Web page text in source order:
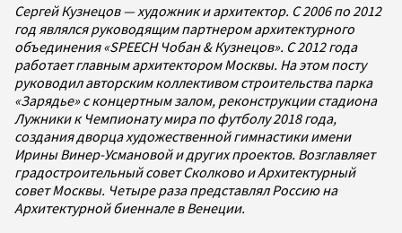
Сергей Кузнецов — художник и архитектор. С 2006 по 2012
год являлся руководящим партнером архитектурного
объединения «SPEECH Чобан & Кузнецов». С 2012 года
работает главным архитектором Москвы. На этом посту
руководил авторским коллективом строительства парка
«Зарядье» с концертным залом, реконструкции стадиона
Лужники к Чемпионату мира по футболу 2018 года,
создания дворца художественной гимнастики имени
Ирины Винер-Усмановой и других проектов. Возглавляет
градостроительный совет Сколково и Архитектурный
совет Москвы. Четыре раза представлял Россию на
Архитектурной биеннале в Венеции.